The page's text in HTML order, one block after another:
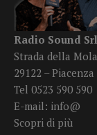
Radio Sound Srl
Strada della
29122 – Piacenza
Tel 0523 590 590
E-mail: info@
Scopri di più